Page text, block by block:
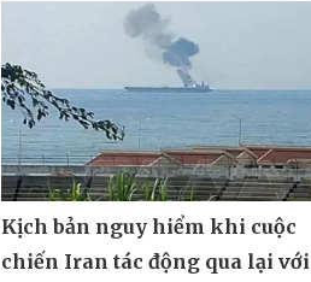
Kịch bản nguy hiểm khi cuộc
chiến Iran tác động qua lại với